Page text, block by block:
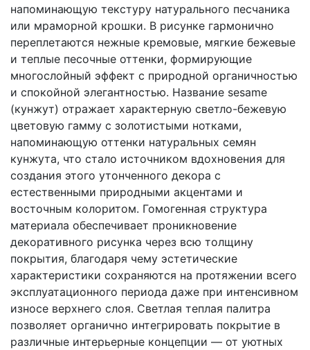
напоминающую текстуру натурального песчаника
или мраморной крошки. В рисунке гармонично
переплетаются нежные кремовые, мягкие бежевые
и теплые песочные оттенки, формирующие
многослойный эффект с природной органичностью
и спокойной элегантностью. Название sesame
(кунжут) отражает характерную светло-бежевую
цветовую гамму с золотистыми нотками,
напоминающую оттенки натуральных семян
кунжута, что стало источником вдохновения для
создания этого утонченного декора с
естественными природными акцентами и
восточным колоритом. Гомогенная структура
материала обеспечивает проникновение
декоративного рисунка через всю толщину
покрытия, благодаря чему эстетические
характеристики сохраняются на протяжении всего
эксплуатационного периода даже при интенсивном
износе верхнего слоя. Светлая теплая палитра
позволяет органично интегрировать покрытие в
различные интерьерные концепции — от уютных